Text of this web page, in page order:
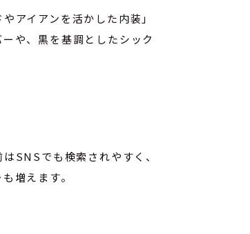
アイアンを活かした内装」
や、黒を基調としたシック
SNSでも検索されやすく、
増えます。